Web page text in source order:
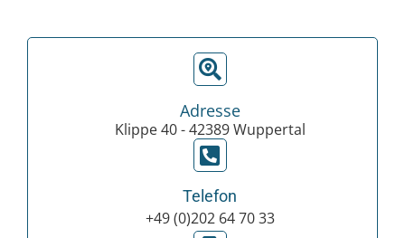
Adresse
Klippe 40 - 42389 Wuppertal
Telefon
+49 (0)202 64 70 33